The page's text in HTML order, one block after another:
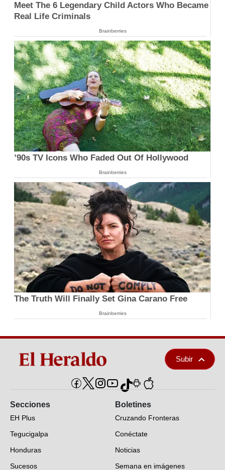
Meet The 6 Legendary Child Actors Who Became
Real Life Criminals
Brainberries
’90s TV Icons Who Faded Out Of Hollywood
Brainberries
The Truth Will Finally Set Gina Carano Free
Brainberries
Subir
Secciones
EH Plus
Tegucigalpa
Honduras
Sucesos
Boletines
Cruzando Fronteras
Conéctate
Noticias
Semana en imágenes